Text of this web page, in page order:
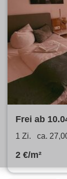
Frei ab
Apartment
1 Zi. ca.
2 €/m²